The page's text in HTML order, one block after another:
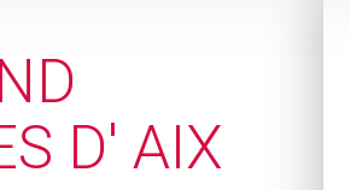
D' AIX